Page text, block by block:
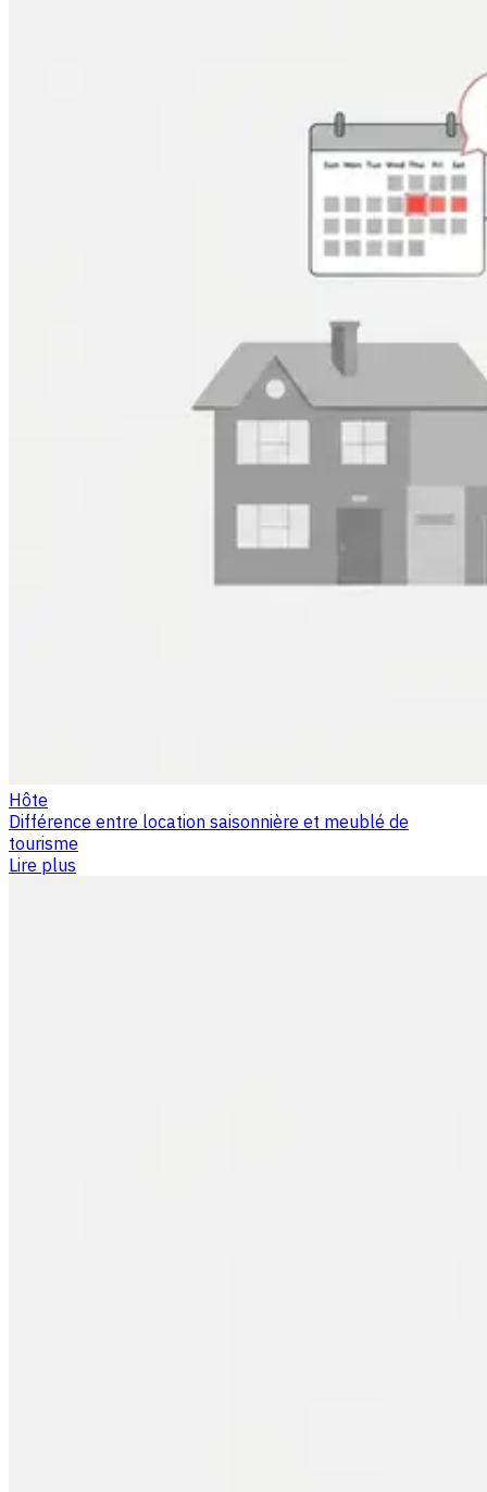
Hôte
Différence entre location saisonnière et meublé de
tourisme
Lire plus